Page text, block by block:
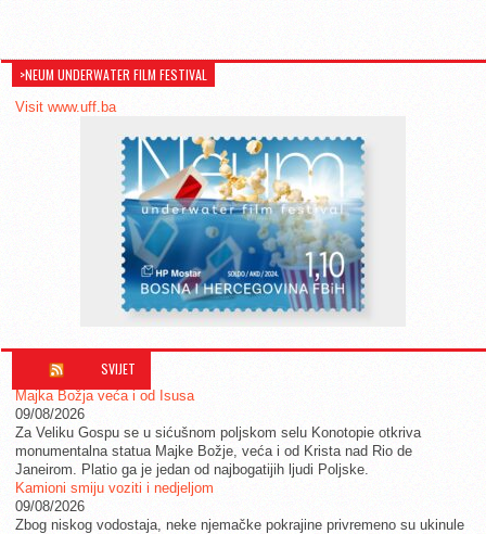
>NEUM UNDERWATER FILM FESTIVAL
Visit www.uff.ba
SVIJET
Majka Božja veća i od Isusa
09/08/2026
Za Veliku Gospu se u sićušnom poljskom selu Konotopie otkriva
monumentalna statua Majke Božje, veća i od Krista nad Rio de
Janeirom. Platio ga je jedan od najbogatijih ljudi Poljske.
Kamioni smiju voziti i nedjeljom
09/08/2026
Zbog niskog vodostaja, neke njemačke pokrajine privremeno su ukinule